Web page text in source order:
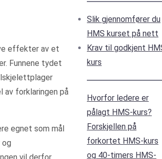
effekter av et
Funnene tydet
forklaringen på
egnet som mål
Slik gjennomfører du
HMS kurset på nett
Krav til godkjent
kurs
Hvorfor ledere er
pålagt HMS-kurs?
Forskjellen på
forkortet HMS-kurs
og 40-timers HMS-